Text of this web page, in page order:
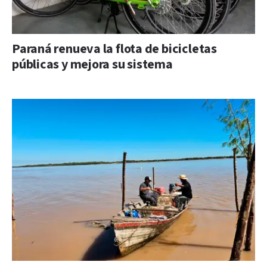
Paraná renueva la flota de bicicletas
públicas y mejora su sistema